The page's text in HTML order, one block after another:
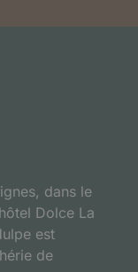
dans le
Dolce La
est
de